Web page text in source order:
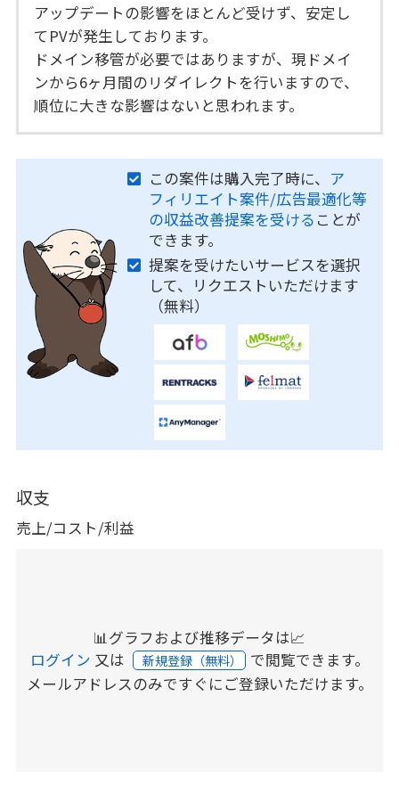
アップデートの影響をほとんど受けず、安定し
てPVが発生しております。
ドメイン移管が必要ではありますが、現ドメイ
ンから6ヶ月間のリダイレクトを行いますので、
順位に大きな影響はないと思われます。
この案件は購入完了時に、 ア
フィリエイト案件/広告最適化等
の収益改善提案を受ける ことが
できます。
提案を受けたいサービスを選択
して、リクエストいただけます
（無料）
収支
売上/コスト/利益
📊グラフおよび推移データは📈
ログイン 又は 新規登録（無料） で閲覧できます。
メールアドレスのみですぐにご登録いただけます。